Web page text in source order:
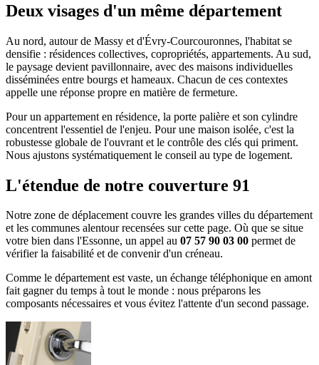
Deux visages d'un même département
Au nord, autour de Massy et d'Évry-Courcouronnes, l'habitat se
densifie : résidences collectives, copropriétés, appartements. Au sud,
le paysage devient pavillonnaire, avec des maisons individuelles
disséminées entre bourgs et hameaux. Chacun de ces contextes
appelle une réponse propre en matière de fermeture.
Pour un appartement en résidence, la porte palière et son cylindre
concentrent l'essentiel de l'enjeu. Pour une maison isolée, c'est la
robustesse globale de l'ouvrant et le contrôle des clés qui priment.
Nous ajustons systématiquement le conseil au type de logement.
L'étendue de notre couverture 91
Notre zone de déplacement couvre les grandes villes du département
et les communes alentour recensées sur cette page. Où que se situe
votre bien dans l'Essonne, un appel au 07 57 90 03 00 permet de
vérifier la faisabilité et de convenir d'un créneau.
Comme le département est vaste, un échange téléphonique en amont
fait gagner du temps à tout le monde : nous préparons les
composants nécessaires et vous évitez l'attente d'un second passage.